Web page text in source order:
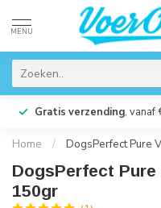
MENU
Gratis verzending, vanaf
Home / DogsPerfect Pure
DogsPerfect
150gr